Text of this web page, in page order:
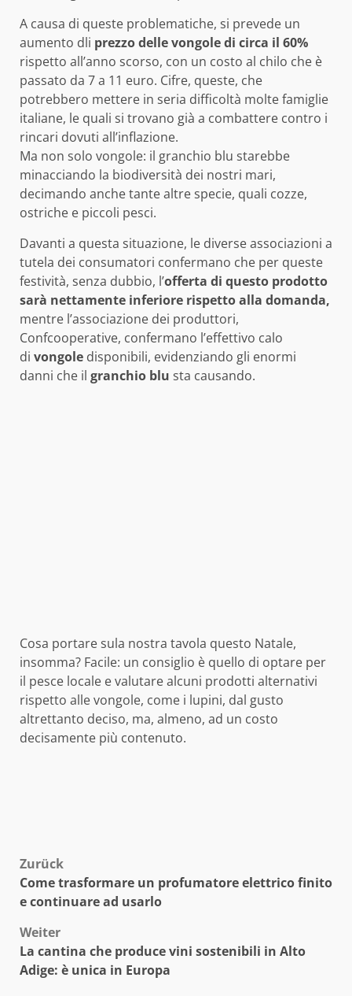
A causa di queste problematiche, si prevede un
aumento dli prezzo delle vongole di circa il 60%
rispetto all’anno scorso, con un costo al chilo che è
passato da 7 a 11 euro. Cifre, queste, che
potrebbero mettere in seria difficoltà molte famiglie
italiane, le quali si trovano già a combattere contro i
rincari dovuti all’inflazione.
Ma non solo vongole: il granchio blu starebbe
minacciando la biodiversità dei nostri mari,
decimando anche tante altre specie, quali cozze,
ostriche e piccoli pesci.
Davanti a questa situazione, le diverse associazioni a
tutela dei consumatori confermano che per queste
festività, senza dubbio, l’offerta di questo prodotto
sarà nettamente inferiore rispetto alla domanda,
mentre l’associazione dei produttori,
Confcooperative, confermano l’effettivo calo
di vongole disponibili, evidenziando gli enormi
danni che il granchio blu sta causando.
Cosa portare sula nostra tavola questo Natale,
insomma? Facile: un consiglio è quello di optare per
il pesce locale e valutare alcuni prodotti alternativi
rispetto alle vongole, come i lupini, dal gusto
altrettanto deciso, ma, almeno, ad un costo
decisamente più contenuto.
Beitragsnavigation
Zurück
Come trasformare un profumatore elettrico finito
e continuare ad usarlo
Weiter
La cantina che produce vini sostenibili in Alto
Adige: è unica in Europa